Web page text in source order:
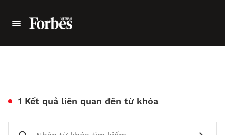
1 Kết quả liên quan đên từ khóa